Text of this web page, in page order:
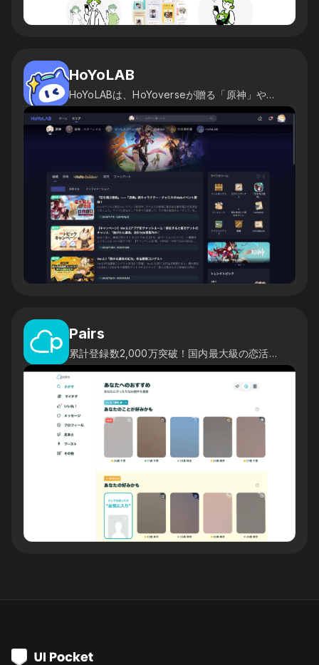
HoYoLAB
HoYoLABは、HoYoverseが贈る「原神」や「崩壊：スターレイル」、「崩壊3rd」、「未定事件簿」などのゲームコンテンツをまとめた、プレイヤー用のコミュニティです。
Pairs
累計登録数2,000万突破！国内最大級の恋活・婚活マッチングアプリ「Pairs」へようこそ。